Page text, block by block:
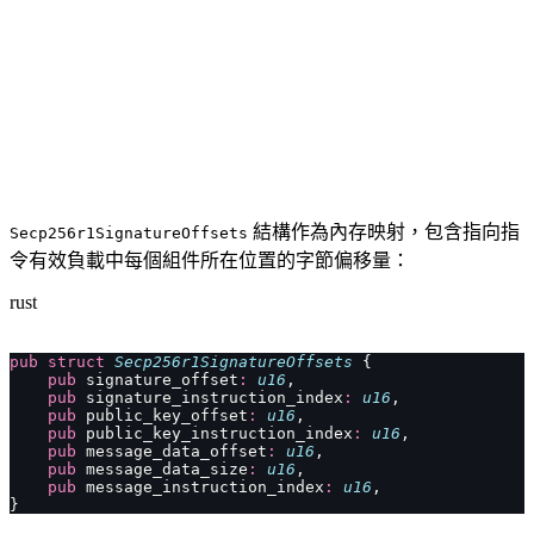
Secp256r1SignatureOffsets 結構作為內存映射，包含指向指
令有效負載中每個組件所在位置的字節偏移量：
rust
pub struct Secp256r1SignatureOffsets {
    pub
signature_offset : u16 ,
    pub
signature_instruction_index : u16 ,
    pub
public_key_offset : u16 ,
    pub
public_key_instruction_index : u16 ,
    pub
message_data_offset : u16 ,
    pub
message_data_size : u16 ,
    pub
message_instruction_index : u16 ,
}